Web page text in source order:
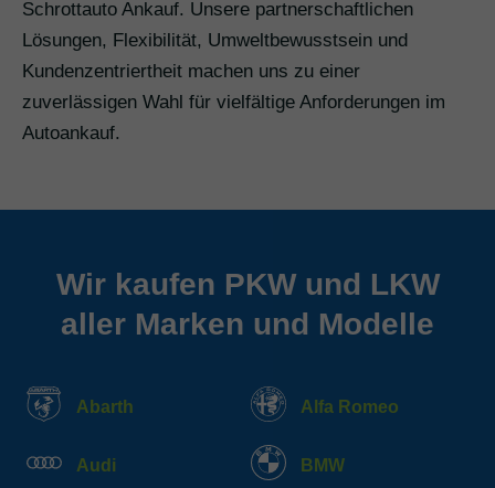
Schrottauto Ankauf. Unsere partnerschaftlichen
Lösungen, Flexibilität, Umweltbewusstsein und
Kundenzentriertheit machen uns zu einer
zuverlässigen Wahl für vielfältige Anforderungen im
Autoankauf.
Wir kaufen PKW und LKW
aller Marken und Modelle
Abarth Alfa Romeo
Audi BMW